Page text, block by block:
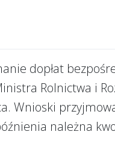
dopłat
Rolnictwa i
Wnioski
należna